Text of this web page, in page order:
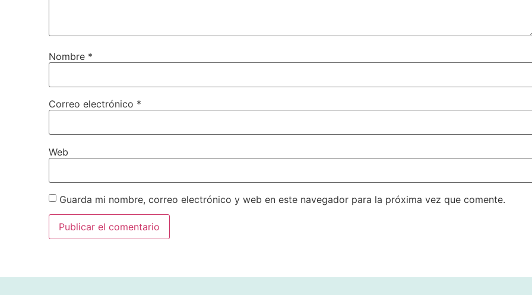
Nombre *
Correo electrónico *
Web
Guarda mi nombre, correo electrónico y web en este navegador para la próxima vez que comente.